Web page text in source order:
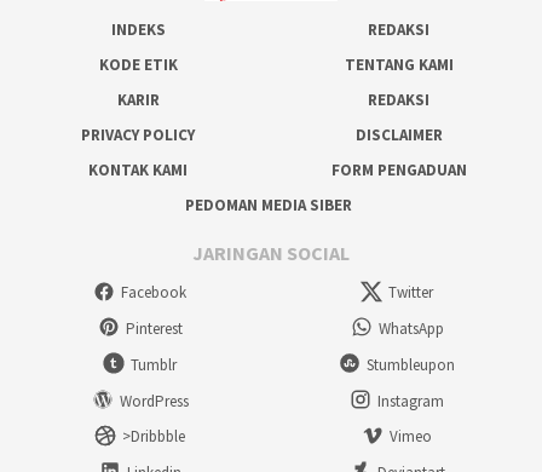
INDEKS
REDAKSI
KODE ETIK
TENTANG KAMI
KARIR
REDAKSI
PRIVACY POLICY
DISCLAIMER
KONTAK KAMI
FORM PENGADUAN
PEDOMAN MEDIA SIBER
JARINGAN SOCIAL
Facebook
Twitter
Pinterest
WhatsApp
Tumblr
Stumbleupon
WordPress
Instagram
>Dribbble
Vimeo